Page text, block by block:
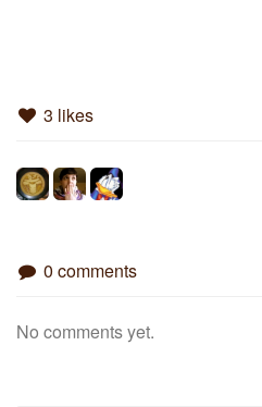
3 likes
0 comments
No comments yet.